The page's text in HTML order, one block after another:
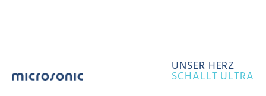
UNSER HERZ
SCHALLT ULTRA